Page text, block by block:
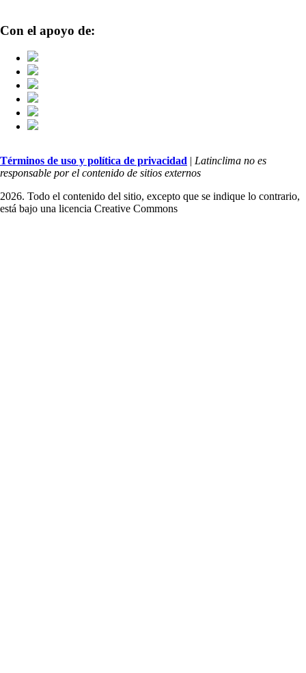
Con el apoyo de:
Términos de uso y política de privacidad | Latinclima no es
responsable por el contenido de sitios externos
2026. Todo el contenido del sitio, excepto que se indique lo contrario,
está bajo una licencia Creative Commons